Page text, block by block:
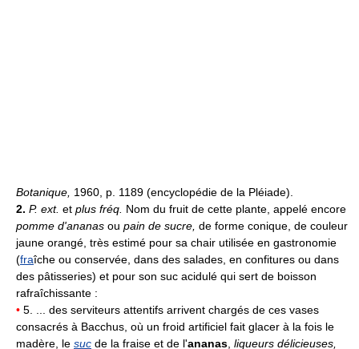
Botanique, 1960, p. 1189 (encyclopédie de la Pléiade).
2. P. ext. et plus fréq. Nom du fruit de cette plante, appelé encore
pomme d'ananas ou pain de sucre, de forme conique, de couleur
jaune orangé, très estimé pour sa chair utilisée en gastronomie
(fraîche ou conservée, dans des salades, en confitures ou dans
des pâtisseries) et pour son suc acidulé qui sert de boisson
rafraîchissante :
• 5. ... des serviteurs attentifs arrivent chargés de ces vases
consacrés à Bacchus, où un froid artificiel fait glacer à la fois le
madère, le suc de la fraise et de l'ananas liqueurs délicieuses,